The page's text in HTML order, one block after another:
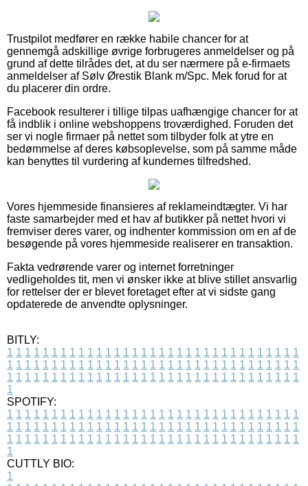
Trustpilot medfører en række habile chancer for at
gennemgå adskillige øvrige forbrugeres anmeldelser og på
grund af dette tilrådes det, at du ser nærmere på e-firmaets
anmeldelser af Sølv Ørestik Blank m/Spc. Mek forud for at
du placerer din ordre.
Facebook resulterer i tillige tilpas uafhængige chancer for at
få indblik i online webshoppens troværdighed. Foruden det
ser vi nogle firmaer på nettet som tilbyder folk at ytre en
bedømmelse af deres købsoplevelse, som på samme måde
kan benyttes til vurdering af kundernes tilfredshed.
Vores hjemmeside finansieres af reklameindtægter. Vi har
faste samarbejder med et hav af butikker på nettet hvori vi
fremviser deres varer, og indhenter kommission om en af de
besøgende på vores hjemmeside realiserer en transaktion.
Fakta vedrørende varer og internet forretninger
vedligeholdes tit, men vi ønsker ikke at blive stillet ansvarlig
for rettelser der er blevet foretaget efter at vi sidste gang
opdaterede de anvendte oplysninger.
BITLY:
1 1 1 1 1 1 1 1 1 1 1 1 1 1 1 1 1 1 1 1 1 1 1 1 1 1 1 1 1 1 1 1 1
1 1 1 1 1 1 1 1 1 1 1 1 1 1 1 1 1 1 1 1 1 1 1 1 1 1 1 1 1 1 1 1 1
1 1 1 1 1 1 1 1 1 1 1 1 1 1 1 1 1 1 1 1 1 1 1 1 1 1 1 1 1 1 1 1 1
1
SPOTIFY:
1 1 1 1 1 1 1 1 1 1 1 1 1 1 1 1 1 1 1 1 1 1 1 1 1 1 1 1 1 1 1 1 1
1 1 1 1 1 1 1 1 1 1 1 1 1 1 1 1 1 1 1 1 1 1 1 1 1 1 1 1 1 1 1 1 1
1 1 1 1 1 1 1 1 1 1 1 1 1 1 1 1 1 1 1 1 1 1 1 1 1 1 1 1 1 1 1 1 1
1
CUTTLY BIO:
1